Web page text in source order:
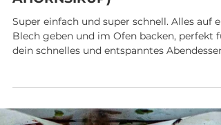
FETA AUS DEM OFEN (MIT
AHORNSIRUP)
Super einfach und super schnell. Alles auf